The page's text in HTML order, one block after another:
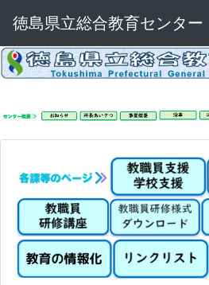
徳島県立総合教育センター